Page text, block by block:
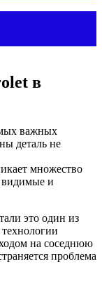
в
важных
деталь не
множество
видимые и
это один из
на соседнюю
проблема